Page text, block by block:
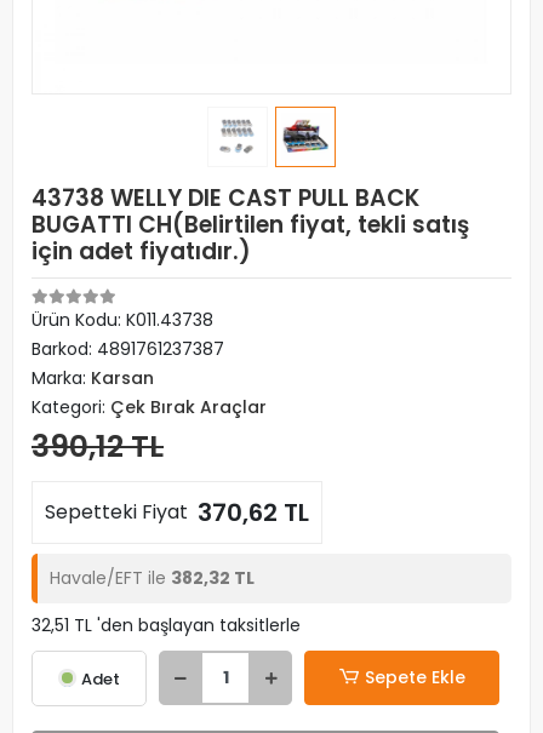
43738 WELLY DIE CAST PULL BACK
BUGATTI CH(Belirtilen fiyat, tekli satış
için adet fiyatıdır.)
Ürün Kodu: K011.43738
Barkod: 4891761237387
Marka: Karsan
Kategori: Çek Bırak Araçlar
390,12 TL
Sepetteki Fiyat 370,62 TL
Havale/EFT ile 382,32 TL
32,51 TL 'den başlayan taksitlerle
Adet Sepete Ekle